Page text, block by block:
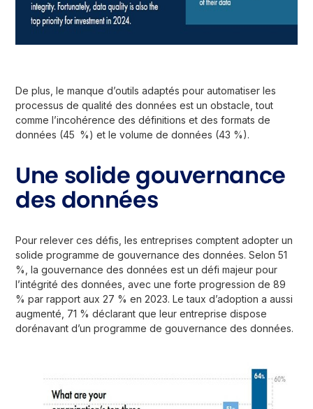
De plus, le manque d’outils adaptés pour automatiser les
processus de qualité des données est un obstacle, tout
comme l’incohérence des définitions et des formats de
données (45 %) et le volume de données (43 %).
Une solide gouvernance
des données
Pour relever ces défis, les entreprises comptent adopter un
solide programme de gouvernance des données. Selon 51
%, la gouvernance des données est un défi majeur pour
l’intégrité des données, avec une forte progression de 89
% par rapport aux 27 % en 2023. Le taux d’adoption a aussi
augmenté, 71 % déclarant que leur entreprise dispose
dorénavant d’un programme de gouvernance des données.